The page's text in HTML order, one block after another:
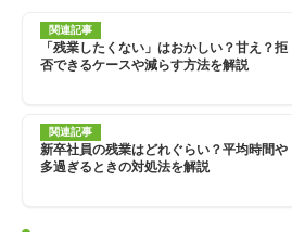
関連記事
「残業したくない」はおかしい？甘え？拒
否できるケースや減らす方法を解説
関連記事
新卒社員の残業はどれぐらい？平均時間や
多過ぎるときの対処法を解説